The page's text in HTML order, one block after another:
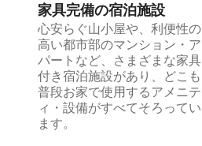
家具完備の宿⁠泊⁠施⁠設
心安らぐ山小屋や、利便性の
高い都市部のマンション・ア
パートなど、さまざまな家具
付き宿泊施設があり、どこも
普段お家で使用するアメニテ
ィ・設備がすべてそろってい
ます。